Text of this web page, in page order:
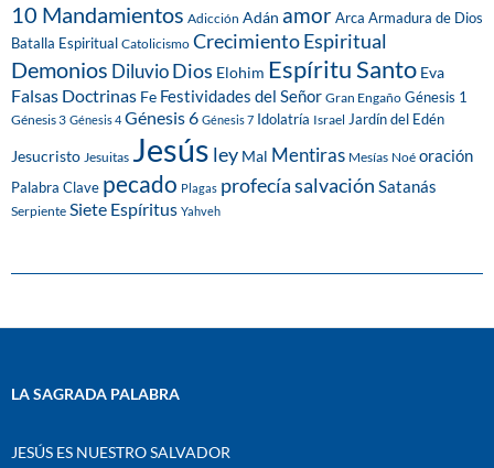
10 Mandamientos Adicción Adán amorArca Armadura de Dios
Batalla Espiritual Catolicismo Crecimiento Espiritual
Demonios DiluvioDios Elohim Espíritu Santo Eva
Falsas Doctrinas Fe Festividades del Señor Gran Engaño Génesis 1
Génesis 3 Génesis 4 Génesis 6 Génesis 7 Idolatría Israel Jardín del Edén
Jesucristo Jesuitas Jesús ley Mal Mentiras Mesías Noé oración
Palabra Clave pecado Plagas profecíasalvación Satanás
Serpiente Siete Espíritus Yahveh
LA SAGRADA PALABRA
JESÚS ES NUESTRO SALVADOR